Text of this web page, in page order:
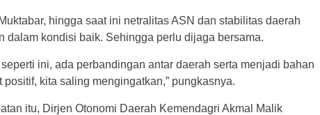
hingga saat ini netralitas ASN dan stabilitas daerah
dalam kondisi baik. Sehingga perlu dijaga bersama.
ini, ada perbandingan antar daerah serta menjadi bahan
positif, kita saling mengingatkan,” pungkasnya.
itu, Dirjen Otonomi Daerah Kemendagri Akmal Malik